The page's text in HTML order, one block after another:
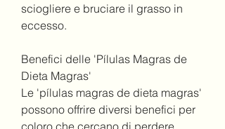
sciogliere e bruciare il grasso in
eccesso.
Benefici delle 'Pílulas Magras de
Dieta Magras'
Le 'pílulas magras de dieta magras'
possono offrire diversi benefici per
coloro che cercano di perdere